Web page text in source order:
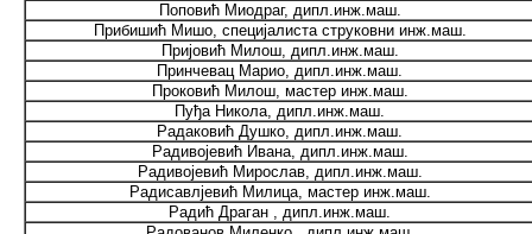
Поповић Миодраг, дипл.инж.маш.
Прибишић Мишо, специјалиста струковни инж.маш.
Пријовић Милош, дипл.инж.маш.
Принчевац Марио, дипл.инж.маш.
Проковић Милош, мастер инж.маш.
Пуђа Никола, дипл.инж.маш.
Радаковић Душко, дипл.инж.маш.
Радивојевић Ивана, дипл.инж.маш.
Радивојевић Мирослав, дипл.инж.маш.
Радисавлјевић Милица, мастер инж.маш.
Радић Драган , дипл.инж.маш.